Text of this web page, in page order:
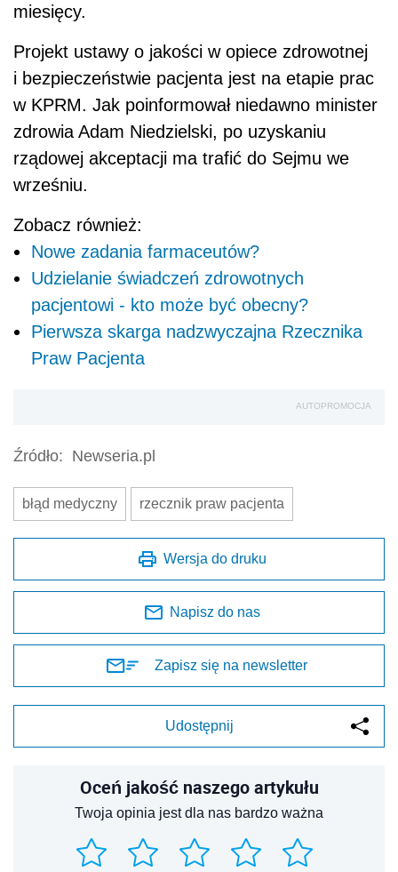
miesięcy.
Projekt ustawy o jakości w opiece zdrowotnej
i bezpieczeństwie pacjenta jest na etapie prac
w KPRM. Jak poinformował niedawno minister
zdrowia Adam Niedzielski, po uzyskaniu
rządowej akceptacji ma trafić do Sejmu we
wrześniu.
Zobacz również:
Nowe zadania farmaceutów?
Udzielanie świadczeń zdrowotnych
pacjentowi - kto może być obecny?
Pierwsza skarga nadzwyczajna Rzecznika
Praw Pacjenta
AUTOPROMOCJA
Źródło: Newseria.pl
błąd medyczny rzecznik praw pacjenta
Wersja do druku
Napisz do nas
Zapisz się na newsletter
Udostępnij
Oceń jakość naszego artykułu
Twoja opinia jest dla nas bardzo ważna